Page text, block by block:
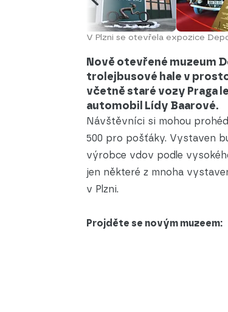
V Plzni se otevřela expozice
Nově otevřené muzeum
trolejbusové hale v
včetně staré vozy Praga
automobil Lídy Baarové.
Návštěvníci si mohou
500 pro pošťáky. Vystaven
výrobce vdov podle
jen některé z mnoha
v Plzni.
Projděte se novým muzeem: